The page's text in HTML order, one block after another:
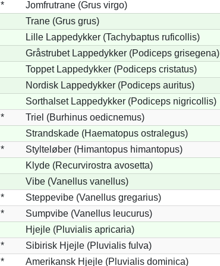
*
Jomfrutrane (Grus virgo)
Trane (Grus grus)
Lille Lappedykker (Tachybaptus ruficollis)
Gråstrubet Lappedykker (Podiceps grisegena)
Toppet Lappedykker (Podiceps cristatus)
Nordisk Lappedykker (Podiceps auritus)
Sorthalset Lappedykker (Podiceps nigricollis)
*
Triel (Burhinus oedicnemus)
Strandskade (Haematopus ostralegus)
*
Stylteløber (Himantopus himantopus)
Klyde (Recurvirostra avosetta)
Vibe (Vanellus vanellus)
*
Steppevibe (Vanellus gregarius)
*
Sumpvibe (Vanellus leucurus)
Hjejle (Pluvialis apricaria)
*
Sibirisk Hjejle (Pluvialis fulva)
* Amerikansk Hjejle (Pluvialis dominica)